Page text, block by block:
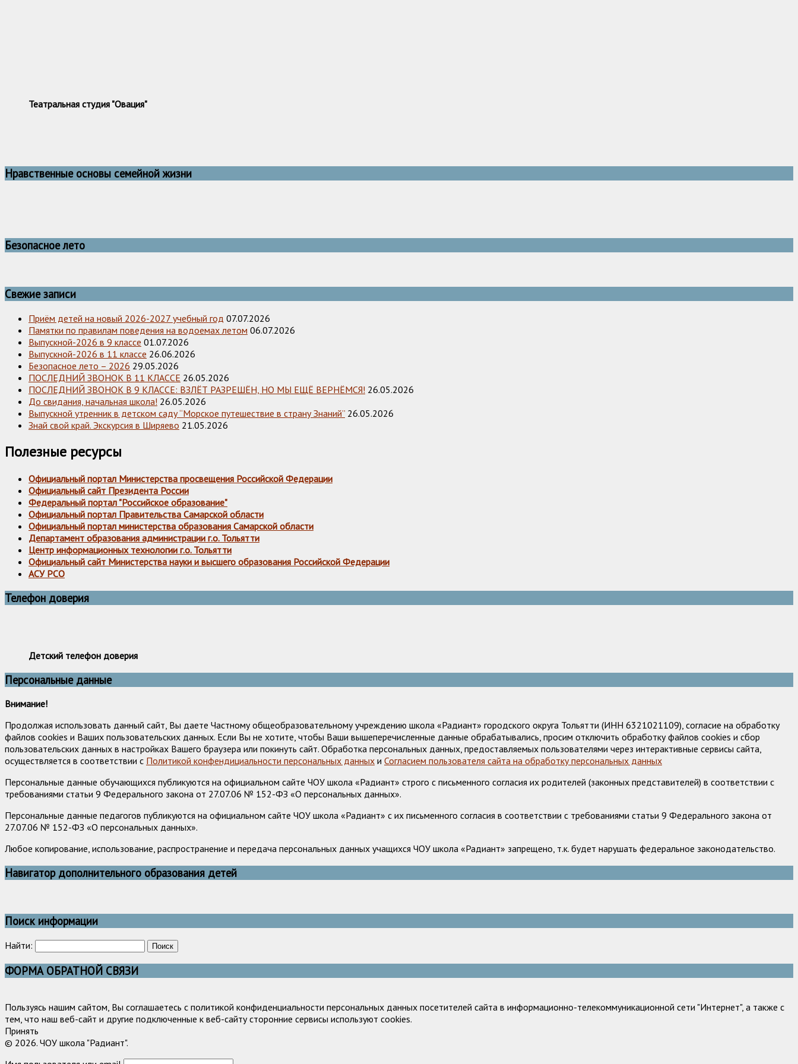
Театральная студия "Овация"
Нравственные основы семейной жизни
Безопасное лето
Свежие записи
Приём детей на новый 2026-2027 учебный год 07.07.2026
Памятки по правилам поведения на водоемах летом 06.07.2026
Выпускной-2026 в 9 классе 01.07.2026
Выпускной-2026 в 11 классе 26.06.2026
Безопасное лето – 2026 29.05.2026
ПОСЛЕДНИЙ ЗВОНОК В 11 КЛАССЕ 26.05.2026
ПОСЛЕДНИЙ ЗВОНОК В 9 КЛАССЕ: ВЗЛЁТ РАЗРЕШЁН, НО МЫ ЕЩЁ ВЕРНЁМСЯ! 26.05.2026
До свидания, начальная школа! 26.05.2026
Выпускной утренник в детском саду “Морское путешествие в страну Знаний” 26.05.2026
Знай свой край. Экскурсия в Ширяево 21.05.2026
Полезные ресурсы
Официальный портал Министерства просвещения Российской Федерации
Официальный сайт Президента России
Федеральный портал "Российское образование"
Официальный портал Правительства Самарской области
Официальный портал министерства образования Самарской области
Департамент образования администрации г.о. Тольятти
Центр информационных технологии г.о. Тольятти
Официальный сайт Министерства науки и высшего образования Российской Федерации
АСУ РСО
Телефон доверия
Детский телефон доверия
Персональные данные
Внимание!
Продолжая использовать данный сайт, Вы даете Частному общеобразовательному учреждению школа «Радиант» городского округа Тольятти (ИНН 6321021109), согласие на обработку
файлов cookies и Ваших пользовательских данных. Если Вы не хотите, чтобы Ваши вышеперечисленные данные обрабатывались, просим отключить обработку файлов cookies и сбор
пользовательских данных в настройках Вашего браузера или покинуть сайт. Обработка персональных данных, предоставляемых пользователями через интерактивные сервисы сайта,
осуществляется в соответствии с Политикой конфендициальности персональных данных и Согласием пользователя сайта на обработку персональных данных
Персональные данные обучающихся публикуются на официальном сайте ЧОУ школа «Радиант» строго с письменного согласия их родителей (законных представителей) в соответствии с
требованиями статьи 9 Федерального закона от 27.07.06 № 152-ФЗ «О персональных данных».
Персональные данные педагогов публикуются на официальном сайте ЧОУ школа «Радиант» с их письменного согласия в соответствии с требованиями статьи 9 Федерального закона от
27.07.06 № 152-ФЗ «О персональных данных».
Любое копирование, использование, распространение и передача персональных данных учащихся ЧОУ школа «Радиант» запрещено, т.к. будет нарушать федеральное законодательство.
Навигатор дополнительного образования детей
Поиск информации
Найти:
ФОРМА ОБРАТНОЙ СВЯЗИ
Пользуясь нашим сайтом, Вы соглашаетесь с политикой конфиденциальности персональных данных посетителей сайта в информационно-телекоммуникационной сети "Интернет", а также с
тем, что наш веб-сайт и другие подключенные к веб-сайту сторонние сервисы используют cookies.
Принять
© 2026. ЧОУ школа "Радиант".